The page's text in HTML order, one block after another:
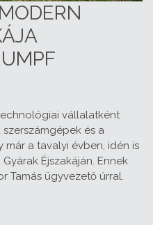
vállalatként
és a
a tavalyi évben, idén is
Éjszakáján. Ennek
Tamás ügyvezető úrral.